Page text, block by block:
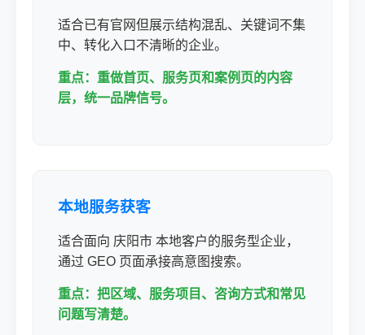
适合已有官网但展示结构混乱、关键词不集
中、转化入口不清晰的企业。
重点：重做首页、服务页和案例页的内容
层，统一品牌信号。
本地服务获客
适合面向 庆阳市 本地客户的服务型企业，
通过 GEO 页面承接高意图搜索。
重点：把区域、服务项目、咨询方式和常见
问题写清楚。